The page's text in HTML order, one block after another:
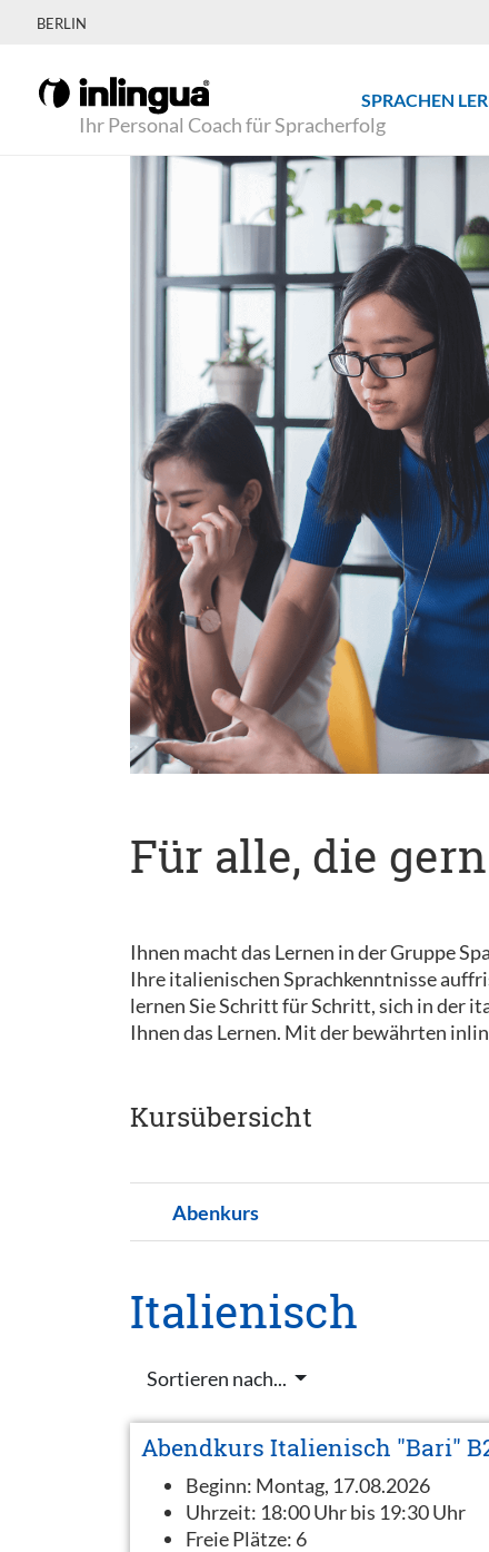
BERLIN
Ihr Personal Coach für Spracherfolg
SPRACHEN
Für alle, die
Ihnen macht das Lernen in der Gruppe
Ihre italienischen Sprachkenntnisse
lernen Sie Schritt für Schritt, sich in der
Ihnen das Lernen. Mit der bewährten
Kursübersicht
Abenkurs
Italienisch
Sortieren nach...
Abendkurs Italienisch "Bari"
Beginn: Montag, 17.08.2026
Uhrzeit: 18:00 Uhr bis 19:30 Uhr
Freie Plätze: 6